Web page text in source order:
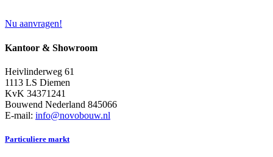
Nu aanvragen!
Kantoor & Showroom
Heivlinderweg 61
1113 LS Diemen
KvK 34371241
Bouwend Nederland 845066
E-mail: info@novobouw.nl
Particuliere markt